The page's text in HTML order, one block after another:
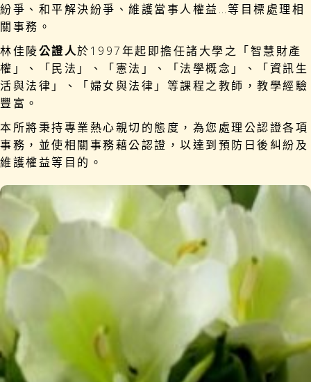
紛爭、和平解決紛爭、維護當事人權益…等目標處理相
關事務。
林佳陵公證人於1997年起即擔任諸大學之「智慧財產
權」、「民法」、「憲法」、「法學概念」、「資訊生
活與法律」、「婦女與法律」等課程之教師，教學經驗
豐富。
本所將秉持專業熱心親切的態度，為您處理公認證各項
事務，並使相關事務藉公認證，以達到預防日後糾紛及
維護權益等目的。